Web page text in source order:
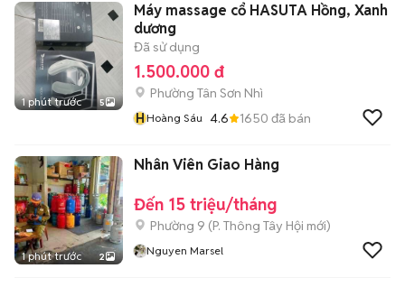
1 phút trước 5
Máy massage cổ HASUTA Hồng, Xanh
dương
Đã sử dụng
1.500.000 đ
Phường Tân Sơn Nhì
HHoàng Sáu 4.6 1650 đã bán
1 phút trước 2
Nhân Viên Giao Hàng
Đến 15 triệu/tháng
Phường 9 (P. Thông Tây Hội mới)
Nguyen Marsel